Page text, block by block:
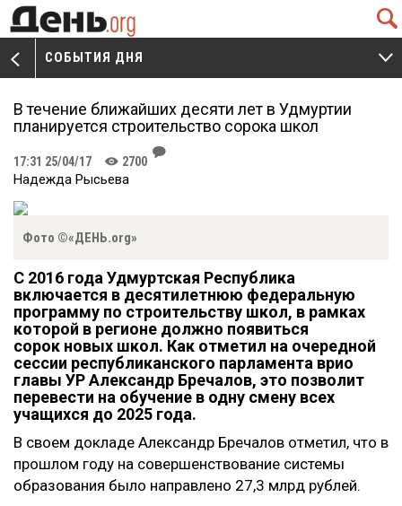
Q
V
СОБЫТИЯ ДНЯ
W
В течение ближайших десяти лет в Удмуртии
планируется строительство сорока школ
17:31 25/04/17 K 2700
J
Надежда Рысьева
Фото ©«ДЕНЬ.org»
С 2016 года Удмуртская Республика
включается в десятилетнюю федеральную
программу по строительству школ, в рамках
которой в регионе должно появиться
сорок новых школ. Как отметил на очередной
сессии республиканского парламента врио
главы УР Александр Бречалов, это позволит
перевести на обучение в одну смену всех
учащихся до 2025 года.
В своем докладе Александр Бречалов отметил, что в
прошлом году на совершенствование системы
образования было направлено 27,3 млрд рублей.